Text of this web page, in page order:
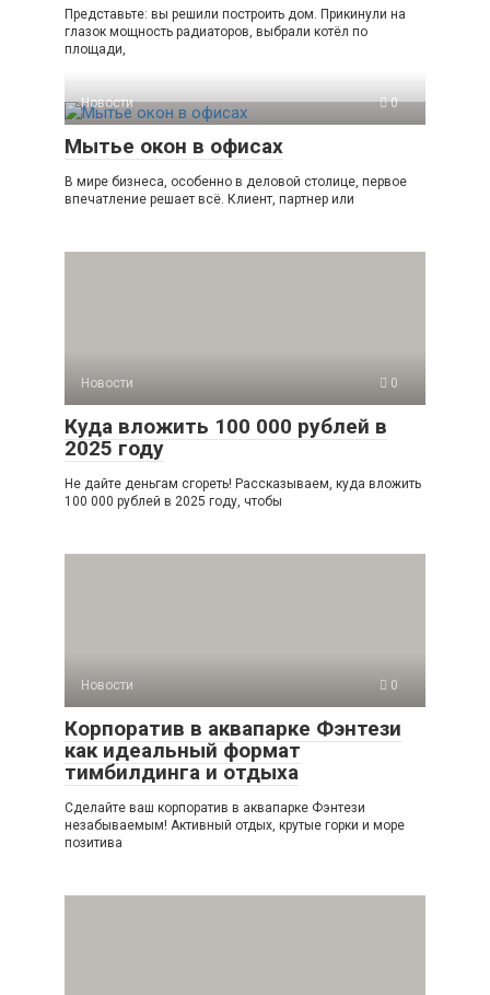
Представьте: вы решили построить дом. Прикинули на
глазок мощность радиаторов, выбрали котёл по
площади,
Новости 0
Мытье окон в офисах
В мире бизнеса, особенно в деловой столице, первое
впечатление решает всё. Клиент, партнер или
Новости 0
Куда вложить 100 000 рублей в
2025 году
Не дайте деньгам сгореть! Рассказываем, куда вложить
100 000 рублей в 2025 году, чтобы
Новости 0
Корпоратив в аквапарке Фэнтези
как идеальный формат
тимбилдинга и отдыха
Сделайте ваш корпоратив в аквапарке Фэнтези
незабываемым! Активный отдых, крутые горки и море
позитива